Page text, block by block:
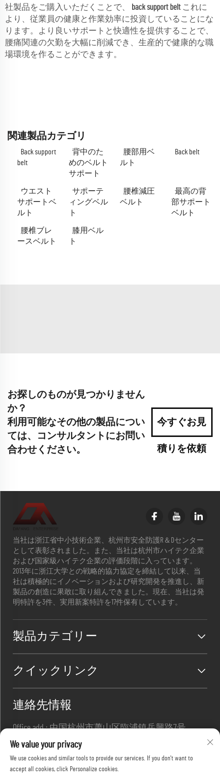
社製品をご購入いただくことで、
back support belt これに
より、従業員の健康と作業効率に投資していることにな
ります。より良いサポートと快適性を提供することで、
腰痛関連の欠勤を大幅に削減でき、生産的で健康的な職
場環境を作ることができます。
関連製品カテゴリ
Back support
belt
背中のた
めのベルト
サポート
腰部用ベ
ルト
Back belt
ウエスト
サポートベ
ルト
サポーテ
ィングベル
ト
腰椎減圧
ベルト
最高の背
部サポート
ベルト
腰椎ブレ
ースベルト
膝用ベル
ト
お探しのものが見つかりません
か？
利用可能なその他の製品につい
ては、コンサルタントにお問い
合わせください。
今すぐお見
積りを依頼
当社は浙江省中小技術企業、杭州市安全防護R＆Dセンター
として表彰されました。また、当社は杭州市ハイテク企業
および国家級ハイテク企業の評価段階に入っています。
2013年に浙江大学との戦略的協力協定を締結して以来、当
社は積極的にイノベーションおよび研究開発を推進し、新
製品の創造に果敢に取り組んできました。現在、当社は発
明特許を3件、実用新案特許を17件保有しています。
製品カテゴリー
クイックリンク
連絡先情報
Office add : 中国杭州市蕭山区臨浦鎮岳興路7号
メール:[email protected]
連絡先:+86-13967169961
We value your privacy
We use cookies and similar tools to provide our services. If you don't want to
accept all cookies, click Personalize cookies.